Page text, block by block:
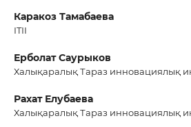
Каракоз Тамабаева
ITII
Ерболат Саурыков
Халықаралық Тараз инновациялық
Рахат Елубаева
Халықаралық Тараз инновациялық